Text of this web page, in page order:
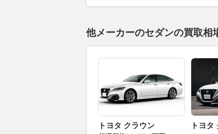
他メーカーのセダンの買取相
トヨタ クラウン
トヨ